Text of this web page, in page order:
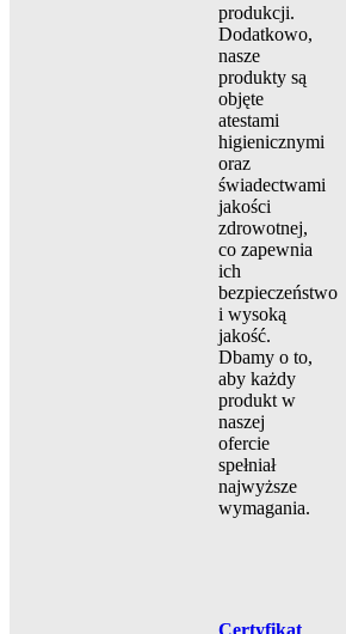
produkcji.
Dodatkowo,
nasze
produkty są
objęte
atestami
higienicznymi
oraz
świadectwami
jakości
zdrowotnej,
co zapewnia
ich
bezpieczeństwo
i wysoką
jakość.
Dbamy o to,
aby każdy
produkt w
naszej
ofercie
spełniał
najwyższe
wymagania.
Certyfikat